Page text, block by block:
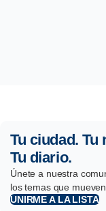
Tu ciudad. Tu
Tu diario.
Únete a nuestra
los temas que
UNIRME A LA LISTA